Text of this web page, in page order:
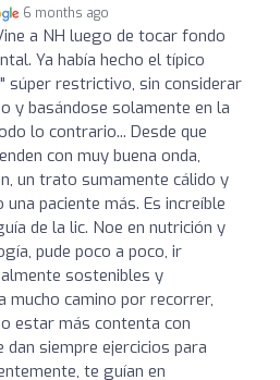
6 months ago
a NH luego de tocar fondo
Ya había hecho el típico
súper restrictivo, sin considerar
y basándose solamente en la
lo contrario... Desde que
con muy buena onda,
un trato sumamente cálido y
paciente más. Es increíble
de la lic. Noe en nutrición y
pude poco a poco, ir
sostenibles y
mucho camino por recorrer,
estar más contenta con
siempre ejercicios para
te guían en